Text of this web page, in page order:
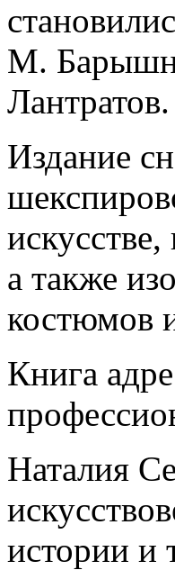
М.
Лантратов.
Издание
а также
костюмов
Книга
Наталия
истории и